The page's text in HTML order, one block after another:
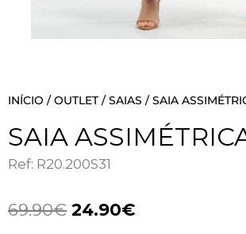
INÍCIO /OUTLET/SAIAS / SAIA
SAIA
Ref: R20.200S31
69.90€ 24.90€